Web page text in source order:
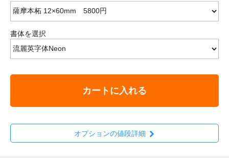
書体を選択
カートに入れる
オプションの値段詳細